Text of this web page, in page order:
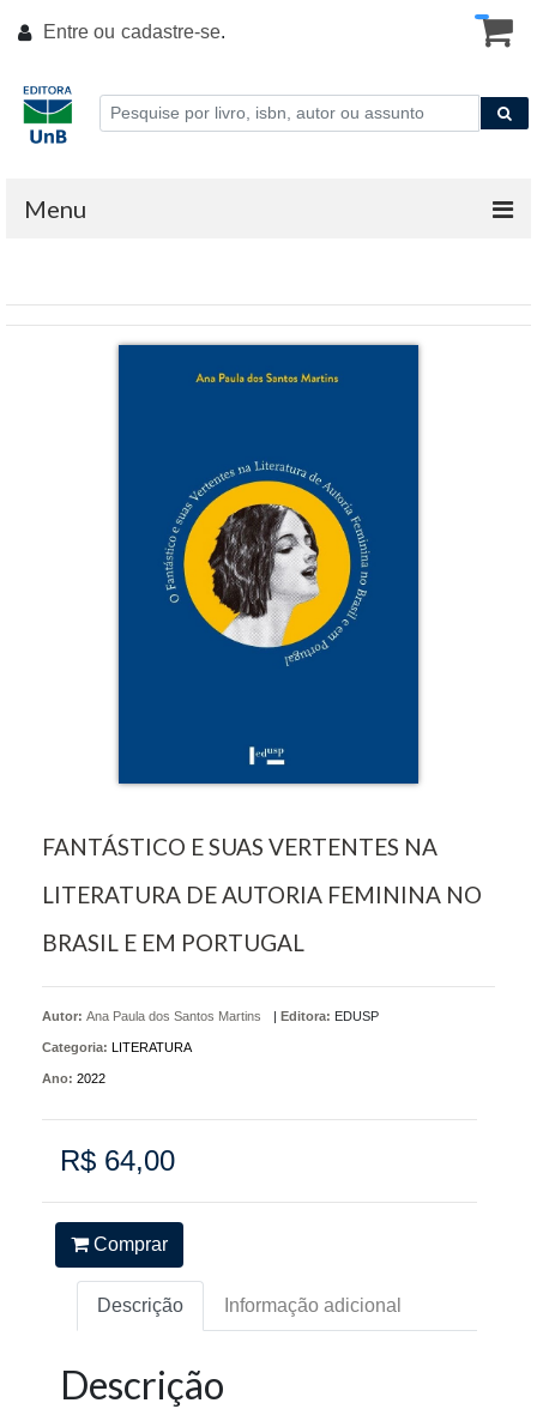
Entre ou cadastre-se.
Menu
FANTÁSTICO E SUAS VERTENTES NA
LITERATURA DE AUTORIA FEMININA NO
BRASIL E EM PORTUGAL
Autor: Ana Paula dos Santos Martins | Editora: EDUSP
Categoria: LITERATURA
Ano: 2022
R$ 64,00
Comprar
Descrição Informação adicional
Descrição